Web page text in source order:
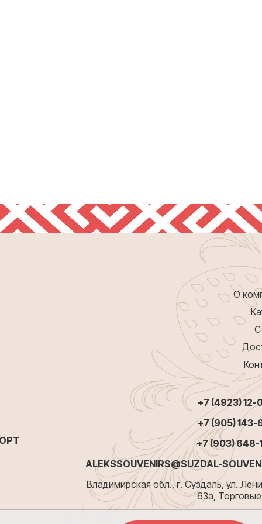
О
+7 (4923)
+7 (905) 143-
+7 (903) 648-
ALEKSSOUVENIRS@SUZDAL-
Владимирская обл., г. Суздаль, ул.
63а,